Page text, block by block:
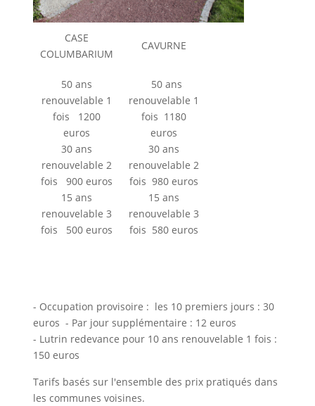
CASE
COLUMBARIUM
CAVURNE
50 ans
renouvelable 1
fois 1200
euros
30 ans
renouvelable 2
fois 900 euros
15 ans
renouvelable 3
fois 500 euros
50 ans
renouvelable 1
fois 1180
euros
30 ans
renouvelable 2
fois 980 euros
15 ans
renouvelable 3
fois 580 euros
- Occupation provisoire : les 10 premiers jours : 30
euros - Par jour supplémentaire : 12 euros
- Lutrin redevance pour 10 ans renouvelable 1 fois :
150 euros
Tarifs basés sur l'ensemble des prix pratiqués dans
les communes voisines.